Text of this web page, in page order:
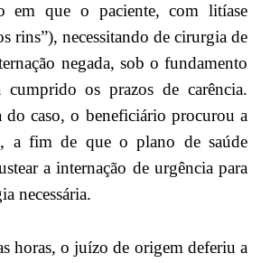
em que o paciente, com litíase
rins”), necessitando de cirurgia de
negada, sob o fundamento
os prazos de carência.
do caso, o beneficiário procurou a
a fim de que o plano de saúde
a internação de urgência para
necessária.
horas, o juízo de origem deferiu a